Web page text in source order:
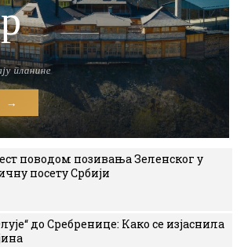
поводом позивања Зеленског у
посету Србији
до Сребренице: Како се изјаснила